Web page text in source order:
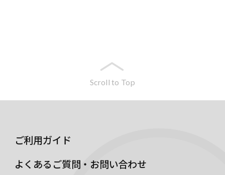
Scroll to Top
ご利用ガイド
よくあるご質問・お問い合わせ